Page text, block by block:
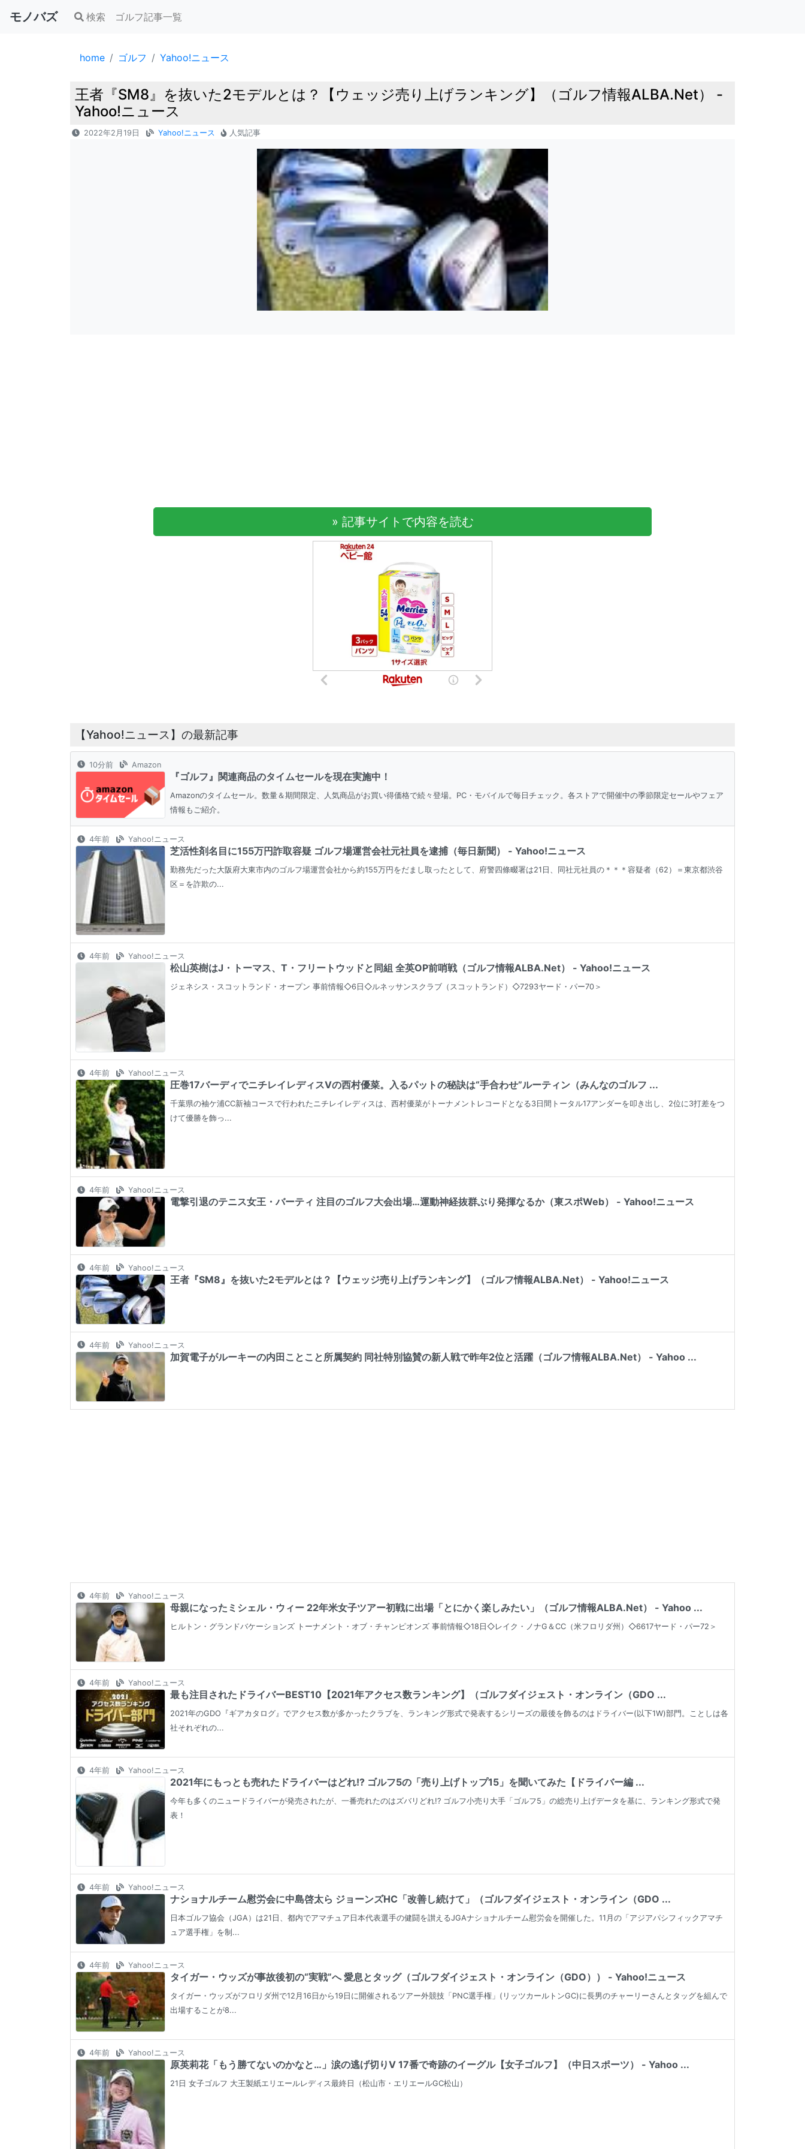
モノバズ 検索 ゴルフ記事一覧
home ゴルフ Yahoo!ニュース
王者『SM8』を抜いた2モデルとは？【ウェッジ売り上げランキング】（ゴルフ情報ALBA.Net） -
Yahoo!ニュース
2022年2月19日 Yahoo!ニュース 人気記事
» 記事サイトで内容を読む
【Yahoo!ニュース】の最新記事
10分前 Amazon
『ゴルフ』関連商品のタイムセールを現在実施中！
Amazonのタイムセール。数量＆期間限定、人気商品がお買い得価格で続々登場。PC・モバイルで毎日チェック。各ストアで開催中の季節限定セールやフェア
情報もご紹介。
4年前 Yahoo!ニュース
芝活性剤名目に155万円詐取容疑 ゴルフ場運営会社元社員を逮捕（毎日新聞） - Yahoo!ニュース
勤務先だった大阪府大東市内のゴルフ場運営会社から約155万円をだまし取ったとして、府警四條畷署は21日、同社元社員の＊＊＊容疑者（62）＝東京都渋谷
区＝を詐欺の...
4年前 Yahoo!ニュース
松山英樹はJ・トーマス、T・フリートウッドと同組 全英OP前哨戦（ゴルフ情報ALBA.Net） - Yahoo!ニュース
ジェネシス・スコットランド・オープン 事前情報◇6日◇ルネッサンスクラブ（スコットランド）◇7293ヤード・パー70＞
4年前 Yahoo!ニュース
圧巻17バーディでニチレイレディスVの西村優菜。入るパットの秘訣は“手合わせ”ルーティン（みんなのゴルフ ...
千葉県の袖ケ浦CC新袖コースで行われたニチレイレディスは、西村優菜がトーナメントレコードとなる3日間トータル17アンダーを叩き出し、2位に3打差をつ
けて優勝を飾っ...
4年前 Yahoo!ニュース
電撃引退のテニス女王・バーティ 注目のゴルフ大会出場…運動神経抜群ぶり発揮なるか（東スポWeb） - Yahoo!ニュース
4年前 Yahoo!ニュース
王者『SM8』を抜いた2モデルとは？【ウェッジ売り上げランキング】（ゴルフ情報ALBA.Net） - Yahoo!ニュース
4年前 Yahoo!ニュース
加賀電子がルーキーの内田ことこと所属契約 同社特別協賛の新人戦で昨年2位と活躍（ゴルフ情報ALBA.Net） - Yahoo ...
4年前 Yahoo!ニュース
母親になったミシェル・ウィー 22年米女子ツアー初戦に出場「とにかく楽しみたい」（ゴルフ情報ALBA.Net） - Yahoo ...
ヒルトン・グランドバケーションズ トーナメント・オブ・チャンピオンズ 事前情報◇18日◇レイク・ノナG＆CC（米フロリダ州）◇6617ヤード・パー72＞
4年前 Yahoo!ニュース
最も注目されたドライバーBEST10【2021年アクセス数ランキング】（ゴルフダイジェスト・オンライン（GDO ...
2021年のGDO『ギアカタログ』でアクセス数が多かったクラブを、ランキング形式で発表するシリーズの最後を飾るのはドライバー(以下1W)部門。ことしは各
社それぞれの...
4年前 Yahoo!ニュース
2021年にもっとも売れたドライバーはどれ!? ゴルフ5の「売り上げトップ15」を聞いてみた【ドライバー編 ...
今年も多くのニュードライバーが発売されたが、一番売れたのはズバリどれ!? ゴルフ小売り大手「ゴルフ5」の総売り上げデータを基に、ランキング形式で発
表！
4年前 Yahoo!ニュース
ナショナルチーム慰労会に中島啓太ら ジョーンズHC「改善し続けて」（ゴルフダイジェスト・オンライン（GDO ...
日本ゴルフ協会（JGA）は21日、都内でアマチュア日本代表選手の健闘を讃えるJGAナショナルチーム慰労会を開催した。11月の「アジアパシフィックアマチ
ュア選手権」を制...
4年前 Yahoo!ニュース
タイガー・ウッズが事故後初の“実戦”へ 愛息とタッグ（ゴルフダイジェスト・オンライン（GDO）） - Yahoo!ニュース
タイガー・ウッズがフロリダ州で12月16日から19日に開催されるツアー外競技「PNC選手権」(リッツカールトンGC)に長男のチャーリーさんとタッグを組んで
出場することが8...
4年前 Yahoo!ニュース
原英莉花「もう勝てないのかなと…」涙の逃げ切りV 17番で奇跡のイーグル【女子ゴルフ】（中日スポーツ） - Yahoo ...
21日 女子ゴルフ 大王製紙エリエールレディス最終日（松山市・エリエールGC松山）